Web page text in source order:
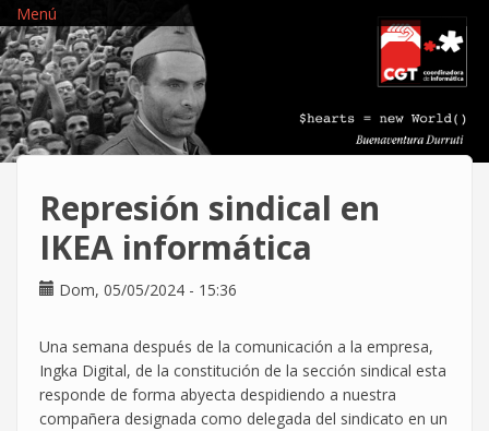
Pasar
al
contenido
principal
Menú
Represión sindical en
IKEA informática
Dom, 05/05/2024 - 15:36
Una semana después de la comunicación a la empresa,
Ingka Digital, de la constitución de la sección sindical esta
responde de forma abyecta despidiendo a nuestra
compañera designada como delegada del sindicato en un